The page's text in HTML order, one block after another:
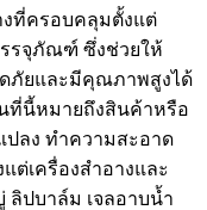
งที่ครอบคลุมตั้งแต่
รจุภัณฑ์ ซึ่งช่วยให้
ภัยและมีคุณภาพสูงได้
นที่นี้หมายถึงสินค้าหรือ
ปลง ทำความสะอาด
ต่เครื่องสำอางและ
ปบาล์ม เจลอาบน้ำ